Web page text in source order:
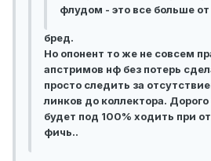
флудом - это все больше
бред.
Но опонент то же не совсем
апстримов нф без потерь
просто следить за
линков до коллектора. Дорого
будет под 100% ходить при
фичь..